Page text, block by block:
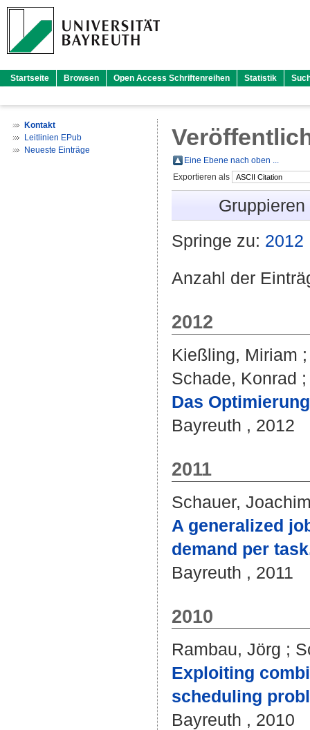
Startseite Browsen Open Access Schriftenreihen Statistik
Kontakt
Leitlinien EPub
Neueste Einträge
Eine Ebene nach oben ...
Exportieren als
Springe zu: 2012
Anzahl der
2012
Kießling, Miriam
Schade, Konrad
Das
Bayreuth , 2012
2011
Schauer,
A generalized
demand per
Bayreuth , 2011
2010
Rambau, Jörg ;
Exploiting
scheduling
Bayreuth , 2010